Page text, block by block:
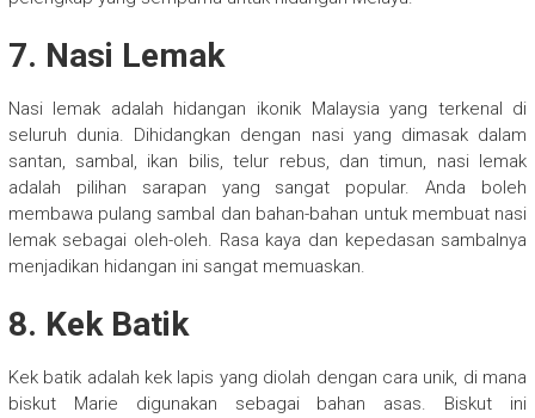
7. Nasi Lemak
Nasi lemak adalah hidangan ikonik Malaysia yang terkenal di
seluruh dunia. Dihidangkan dengan nasi yang dimasak dalam
santan, sambal, ikan bilis, telur rebus, dan timun, nasi lemak
adalah pilihan sarapan yang sangat popular. Anda boleh
membawa pulang sambal dan bahan-bahan untuk membuat nasi
lemak sebagai oleh-oleh. Rasa kaya dan kepedasan sambalnya
menjadikan hidangan ini sangat memuaskan.
8. Kek Batik
Kek batik adalah kek lapis yang diolah dengan cara unik, di mana
biskut Marie digunakan sebagai bahan asas. Biskut ini